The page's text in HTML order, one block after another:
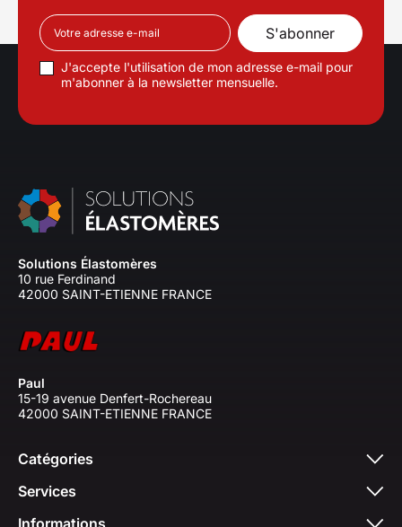
J'accepte l'utilisation de mon adresse e-mail pour
m'abonner à la newsletter mensuelle.
Solutions Élastomères
10 rue Ferdinand
42000 SAINT-ETIENNE FRANCE
Paul
15-19 avenue Denfert-Rochereau
42000 SAINT-ETIENNE FRANCE
Catégories
Services